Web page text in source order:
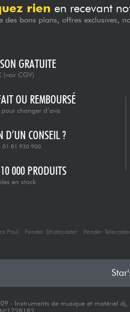
rien en recevant
des bons plans, offres exclusives,
GRATUITE
(voir CGV)
OU REMBOURSÉ
changer d’avis
D’UN CONSEIL ?
01 81 930 900
000 PRODUITS
en stock
Paul Fender Stratocaster Fender
- Instruments de musique et matériel